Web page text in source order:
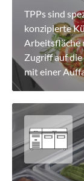
TPPs sind
konzipierte
Arbeitsfläche
Zugriff auf
mit einer